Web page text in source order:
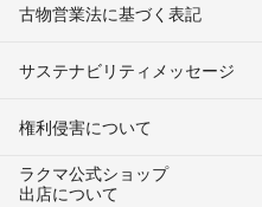
古物営業法に基づく表記
サステナビリティメッセージ
権利侵害について
ラクマ公式ショップ
出店について